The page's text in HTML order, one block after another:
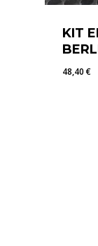
KIT
48,40€